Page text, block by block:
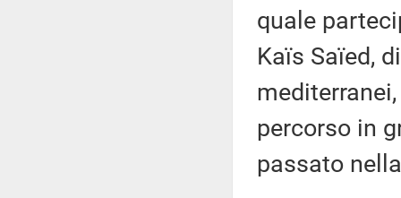
quale
Kaïs Saïed,
percorso in
passato